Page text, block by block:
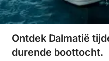
Ontdek Dalmatië
durende boottocht.